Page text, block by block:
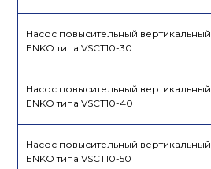
Насос повысительный вертикальный
ENKO типа VSCT10-30
Насос повысительный вертикальный
ENKO типа VSCT10-40
Насос повысительный вертикальный
ENKO типа VSCT10-50